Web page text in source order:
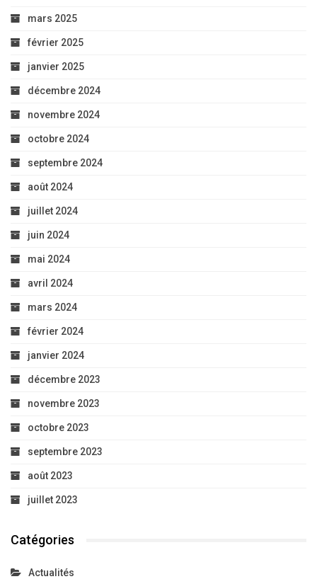
mars 2025
février 2025
janvier 2025
décembre 2024
novembre 2024
octobre 2024
septembre 2024
août 2024
juillet 2024
juin 2024
mai 2024
avril 2024
mars 2024
février 2024
janvier 2024
décembre 2023
novembre 2023
octobre 2023
septembre 2023
août 2023
juillet 2023
Catégories
Actualités